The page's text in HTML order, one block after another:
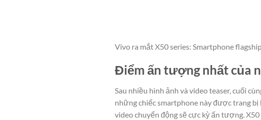
Vivo ra mắt X50 series: Smartphone
Điểm ấn tượng nhất của
Sau nhiều hình ảnh và video teaser, cuối
những chiếc smartphone này được trang
video chuyển động sẽ cực kỳ ấn tượng.